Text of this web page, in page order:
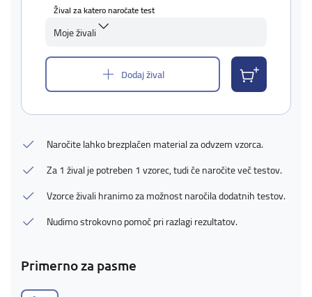
Žival za katero naročate test
Moje živali
Dodaj žival
Naročite lahko brezplačen material za odvzem vzorca.
Za 1 žival je potreben 1 vzorec, tudi če naročite več testov.
Vzorce živali hranimo za možnost naročila dodatnih testov.
Nudimo strokovno pomoč pri razlagi rezultatov.
Primerno za pasme